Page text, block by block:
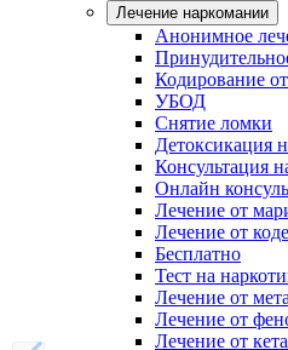
Лечение наркомании
Анонимное
Кодирование
УБОД
Снятие ломки
Детоксикация
Консультация
Онлайн
Лечение от
Лечение от
Бесплатно
Тест на
Лечение от
Лечение от
Лечение от